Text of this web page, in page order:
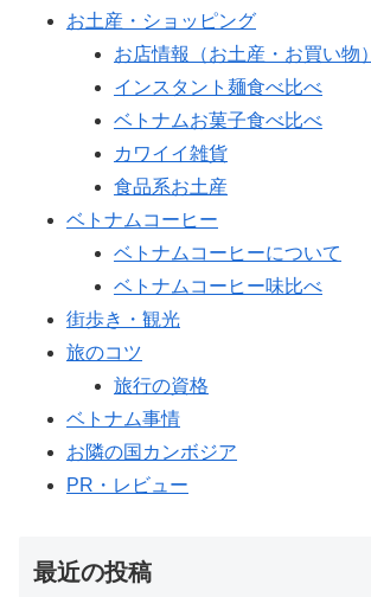
お土産・ショッピング
お店情報（お土産・お買い物）
インスタント麺食べ比べ
ベトナムお菓子食べ比べ
カワイイ雑貨
食品系お土産
ベトナムコーヒー
ベトナムコーヒーについて
ベトナムコーヒー味比べ
街歩き・観光
旅のコツ
旅行の資格
ベトナム事情
お隣の国カンボジア
PR・レビュー
最近の投稿